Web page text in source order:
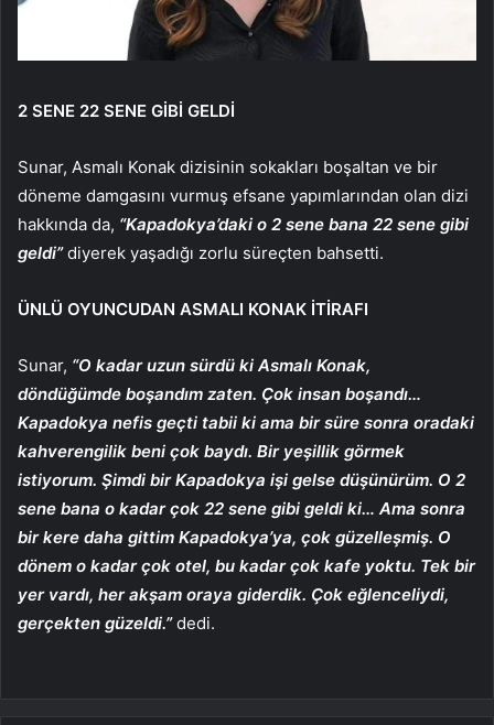
2 SENE 22 SENE GİBİ GELDİ
Sunar, Asmalı Konak dizisinin sokakları boşaltan ve bir
döneme damgasını vurmuş efsane yapımlarından olan dizi
hakkında da, “Kapadokya’daki o 2 sene bana 22 sene gibi
geldi”diyerek yaşadığı zorlu süreçten bahsetti.
ÜNLÜ OYUNCUDAN ASMALI KONAK İTİRAFI
Sunar, “O kadar uzun sürdü ki Asmalı Konak,
döndüğümde boşandım zaten. Çok insan boşandı…
Kapadokya nefis geçti tabii ki ama bir süre sonra oradaki
kahverengilik beni çok baydı. Bir yeşillik görmek
istiyorum. Şimdi bir Kapadokya işi gelse düşünürüm. O 2
sene bana o kadar çok 22 sene gibi geldi ki… Ama sonra
bir kere daha gittim Kapadokya’ya, çok güzelleşmiş. O
dönem o kadar çok otel, bu kadar çok kafe yoktu. Tek bir
yer vardı, her akşam oraya giderdik. Çok eğlenceliydi,
gerçekten güzeldi.”dedi.